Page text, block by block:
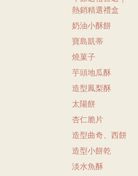
熱銷精選禮盒
奶油小酥餅
寶島凱蒂
燒菓子
芋頭地瓜酥
造型鳳梨酥
太陽餅
杏仁脆片
造型曲奇、西餅
造型小餅乾
淡水魚酥